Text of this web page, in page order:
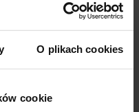
O plikach cookies
cookie